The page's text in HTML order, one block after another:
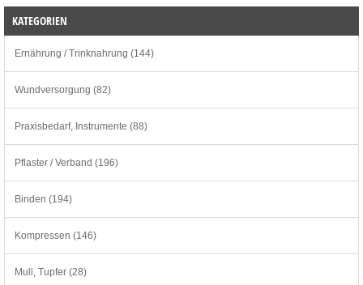
KATEGORIEN
Ernährung / Trinknahrung (144)
Wundversorgung (82)
Praxisbedarf, Instrumente (88)
Pflaster / Verband (196)
Binden (194)
Kompressen (146)
Mull, Tupfer (28)